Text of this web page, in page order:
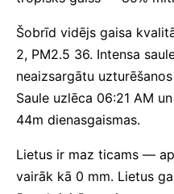
Šobrīd vidējs gaisa
2, PM2.5 36. Intensa
neaizsargātu
Saule uzlēca 06:21 AM
44m dienasgaismas.
Lietus ir maz ticams —
vairāk kā 0 mm. Lietus